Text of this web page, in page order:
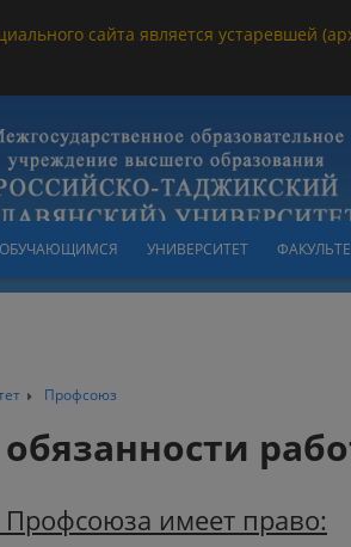
сайта является устаревшей
ОБУЧАЮЩИМСЯ УНИВЕРСИТЕТ
Профсоюз
имеет право: